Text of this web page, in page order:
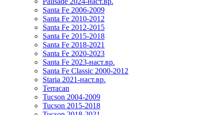
Santa Fe 2006-2009
Santa Fe 2010-2012
Santa Fe 2012-2015
Santa Fe 2015-2018
Santa Fe 2018-2021
Santa Fe 2020-2023
Santa Fe 2023-наст.вр.
Santa Fe Classic 2000-2012
Staria 2021-наст.вр.
Terracan
Tucson 2004-2009
Tucson 2015-2018